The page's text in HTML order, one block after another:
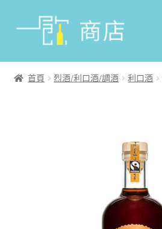
首頁
首頁 烈酒/利口酒/調酒 利口酒